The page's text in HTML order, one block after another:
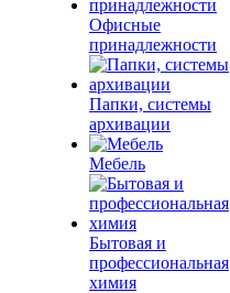
Офисные
принадлежности
Папки, системы
архивации
Мебель
Бытовая и
профессиональная
химия